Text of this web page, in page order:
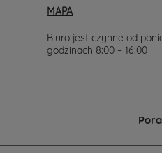
MAPA
Biuro jest czynne od
godzinach 8:00 – 16:00